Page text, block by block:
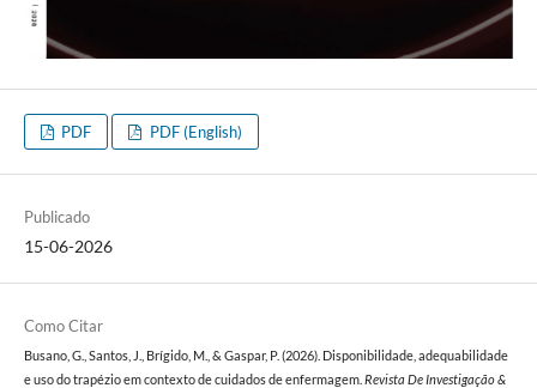
PDF PDF (English)
Publicado
15-06-2026
Como Citar
Busano, G., Santos, J., Brígido, M., & Gaspar, P. (2026). Disponibilidade, adequabilidade
e uso do trapézio em contexto de cuidados de enfermagem. Revista De Investigação &